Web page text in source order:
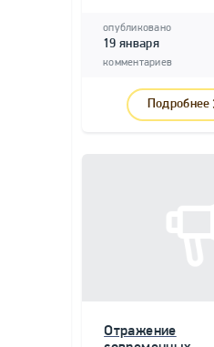
опубликовано
19 января
комментариев
Подробнее
Отражение